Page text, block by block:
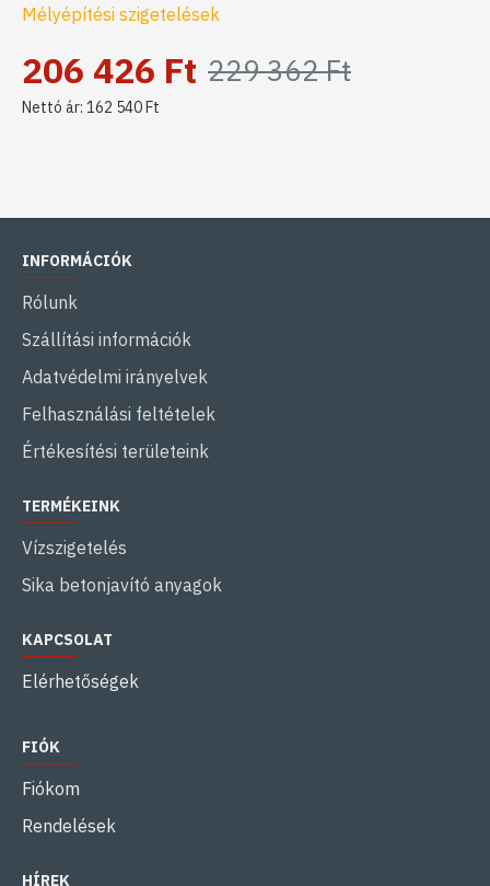
Mélyépítési szigetelések
206 426 Ft 229 362 Ft
Nettó ár: 162 540 Ft
INFORMÁCIÓK
Rólunk
Szállítási információk
Adatvédelmi irányelvek
Felhasználási feltételek
Értékesítési területeink
TERMÉKEINK
Vízszigetelés
Sika betonjavító anyagok
KAPCSOLAT
Elérhetőségek
FIÓK
Fiókom
Rendelések
HÍREK